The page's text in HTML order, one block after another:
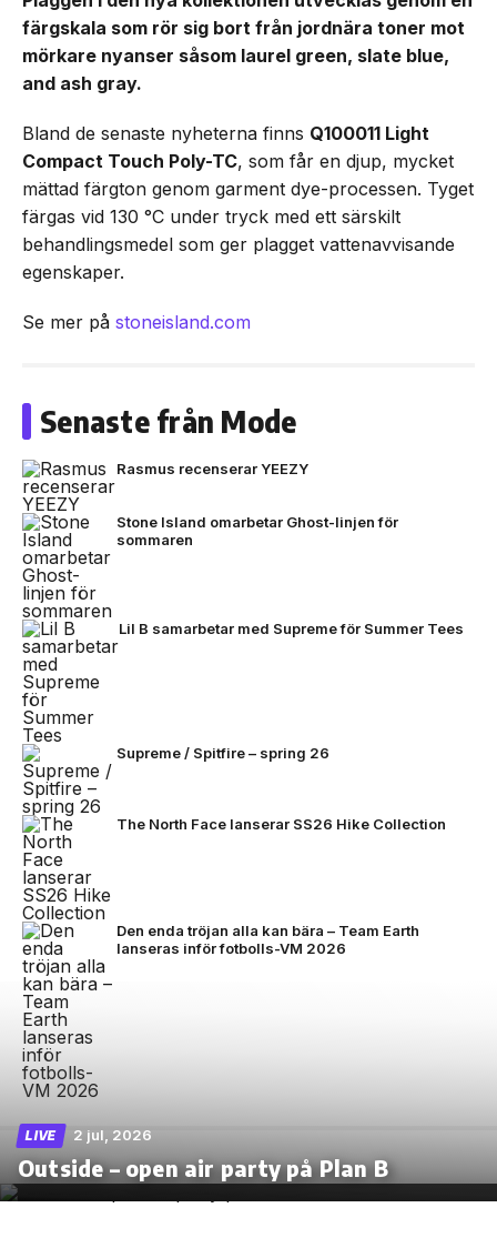
färgskala som rör sig bort från jordnära toner mot
mörkare nyanser såsom laurel green, slate blue,
and ash gray.
Bland de senaste nyheterna finns Q100011 Light
Compact Touch Poly-TC, som får en djup, mycket
mättad färgton genom garment dye-processen. Tyget
färgas vid 130 °C under tryck med ett särskilt
behandlingsmedel som ger plagget vattenavvisande
egenskaper.
Se mer på stoneisland.com
Senaste från Mode
Rasmus recenserar YEEZY
Stone Island omarbetar Ghost-linjen för
sommaren
Lil B samarbetar med Supreme för Summer Tees
Supreme / Spitfire – spring 26
The North Face lanserar SS26 Hike Collection
Den enda tröjan alla kan bära – Team Earth
lanseras inför fotbolls-VM 2026
LIVE 2 jul, 2026
Outside – open air party på Plan B